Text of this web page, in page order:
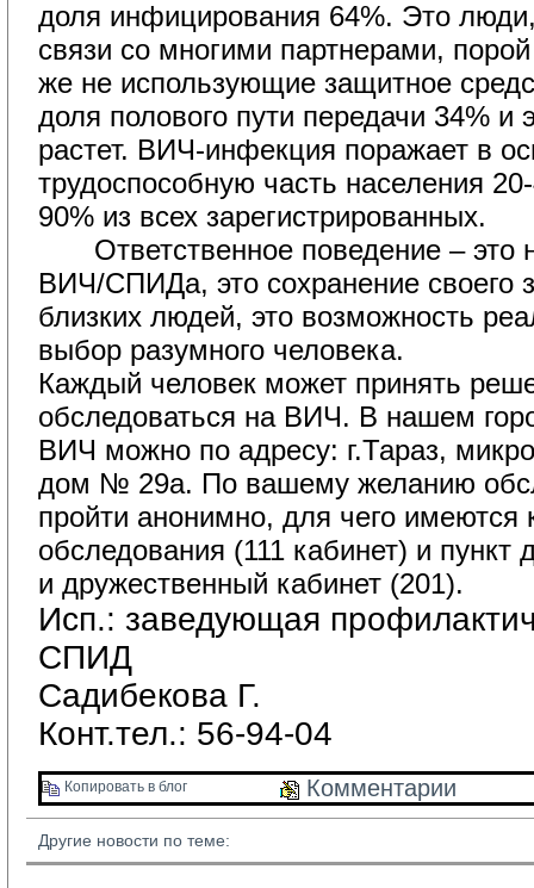
доля инфицирования 64%. Это
связи со многими партнерами,
же не использующие защитное
доля полового пути передачи 34% и
растет. ВИЧ-инфекция поражает в
трудоспособную часть населения
90% из всех зарегистрированных.
Ответственное поведение – это
ВИЧ/СПИДа, это сохранение своего
близких людей, это возможность
выбор разумного человека.
Каждый человек может принять
обследоваться на ВИЧ. В нашем
ВИЧ можно по адресу: г.Тараз,
дом № 29а. По вашему желанию
пройти анонимно, для чего имеются
обследования (111 кабинет) и пункт
и дружественный кабинет (201).
Исп.: заведующая
СПИД
Садибекова Г.
Конт.тел.: 56-94-04
Копировать в блог Комментарии
Другие новости по теме: